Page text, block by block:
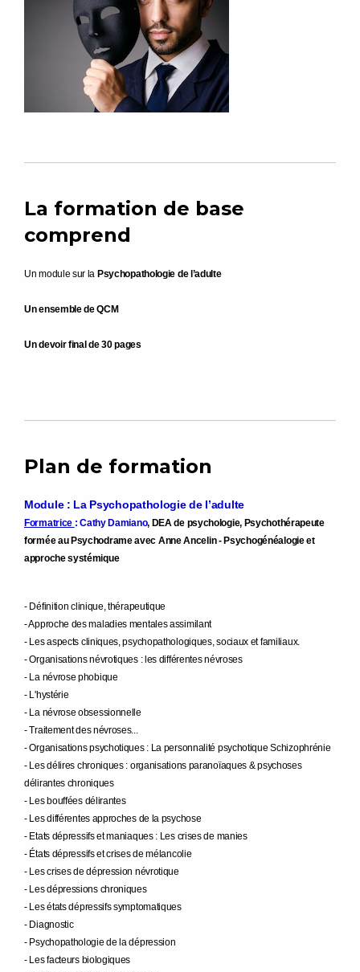
La formation de base
comprend
Un module sur la Psychopathologie de l’adulte
Un ensemble de QCM
Un devoir final de 30 pages
Plan de formation
Module : La Psychopathologie de l’adulte
Formatrice : Cathy Damiano, DEA de psychologie, Psychothérapeute
formée au Psychodrame avec Anne Ancelin - Psychogénéalogie et
approche systémique
- Définition clinique, thérapeutique
- Approche des maladies mentales assimilant
- Les aspects cliniques, psychopathologiques, sociaux et familiaux.
- Organisations névrotiques : les différentes névroses
- La névrose phobique
- L'hystérie
- La névrose obsessionnelle
- Traitement des névroses...
- Organisations psychotiques : La personnalité psychotique Schizophrénie
- Les délires chroniques : organisations paranoïaques & psychoses
délirantes chroniques
- Les bouffées délirantes
- Les différentes approches de la psychose
- Etats dépressifs et maniaques : Les crises de manies
- États dépressifs et crises de mélancolie
- Les crises de dépression névrotique
- Les dépressions chroniques
- Les états dépressifs symptomatiques
- Diagnostic
- Psychopathologie de la dépression
- Les facteurs biologiques